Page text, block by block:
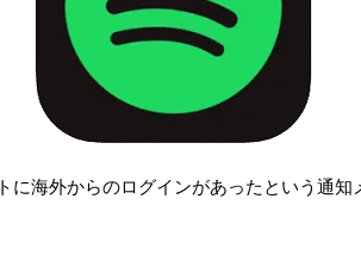
に海外からのログインがあったという通知